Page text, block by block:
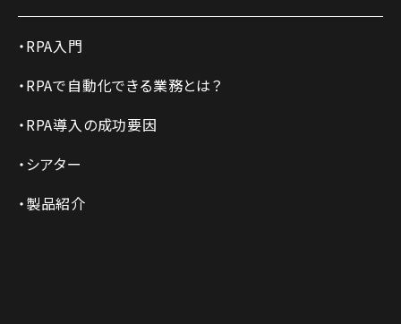
RPA入門
RPAで自動化できる業務とは？
RPA導入の成功要因
シアター
製品紹介